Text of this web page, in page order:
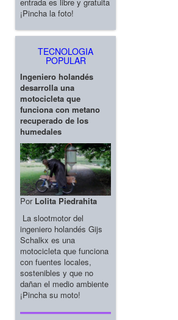
¡Pincha la foto!
TECNOLOGIA
POPULAR
Ingeniero holandés
desarrolla una
motocicleta que
funciona con metano
recuperado de los
humedales
Por Lolita Piedrahita
La slootmotor del
ingeniero holandés Gijs
Schalkx es una
motocicleta que funciona
con fuentes locales,
sostenibles y que no
dañan el medio ambiente
¡Pincha su moto!